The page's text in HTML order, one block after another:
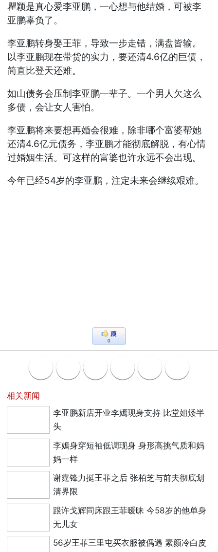
瞿颖是真心爱李亚鹏，一心想与他结婚，可被李
亚鹏辜负了。
李亚鹏转身娶王菲，导致一步走错，满盘皆输。
以李亚鹏现在带货的实力，要还清4.6亿的巨债，
简直比登天还难。
如山债务会压制李亚鹏一辈子。一个男人欠这么
多债，会让女人害怕。
李亚鹏将来要想再婚会很难，除非哪个富婆帮她
还清4.6亿元债务，李亚鹏才能彻底解脱，有心情
过婚姻生活。可这样的富婆也许永远不会出现。
今年已经54岁的李亚鹏，注定未来会继续艰难。
0
相关新闻
李亚鹏新店开业李嫣现身支持 比堂姐矮半
头
李嫣身穿短袖低调现身 身形高挑气质和妈
妈一样
谢霆锋力挺王菲之后 张柏芝与前夫彻底划
清界限
跟许戈辉同床跟王菲暧昧 今58岁的他单身
无儿女
56岁王菲三里屯买衣服被偶遇 素颜冷白皮